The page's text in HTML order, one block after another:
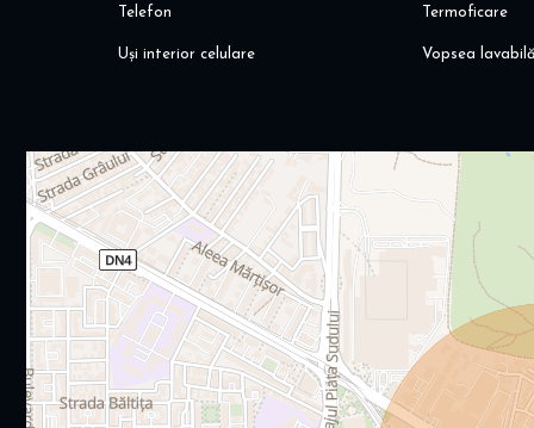
Telefon Termoficare
Uși interior celulare Vopsea lavabilă